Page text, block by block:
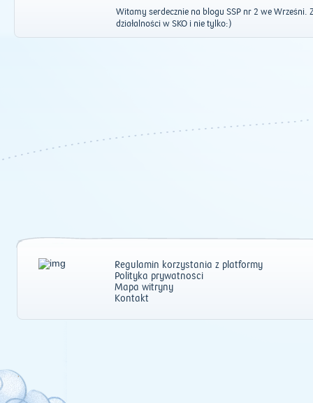
Witamy serdecznie na blogu SSP nr 2 we Wrześni.
działalności w SKO i nie tylko:)
Regulamin korzystania z platformy
Polityka prywatności
Mapa witryny
Kontakt